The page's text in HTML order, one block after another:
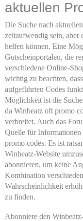
aktuellen
Die Suche nach
zeitaufwendig sein, aber
helfen können. Eine
Gutscheinportalen, die
verschiedene Online-
wichtig zu beachten,
aufgeführten Codes
Möglichkeit ist die
da Winbeatz oft promo
verbreitet. Auch das
Quelle für Informationen
promo codes. Es ist
Winbeatz-Website
abonnieren, um keine
Kombination
Wahrscheinlichkeit
zu finden.
Abonniere den